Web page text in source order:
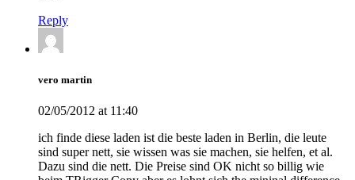
Reply
vero martin
02/05/2012 at 11:40
ich finde diese laden ist die beste laden in Berlin, die leute
sind super nett, sie wissen was sie machen, sie helfen, et al.
Dazu sind die nett. Die Preise sind OK nicht so billig wie